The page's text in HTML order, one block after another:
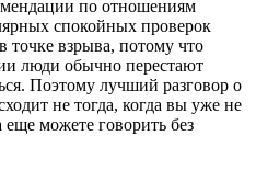
по отношениям
спокойных проверок
точке взрыва, потому что
люди обычно перестают
Поэтому лучший разговор о
не тогда, когда вы уже не
еще можете говорить без